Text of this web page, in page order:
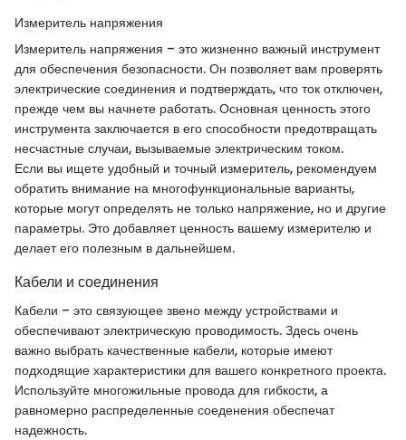
Измеритель напряжения
Измеритель напряжения – это жизненно важный инструмент
для обеспечения безопасности. Он позволяет вам проверять
электрические соединения и подтверждать, что ток отключен,
прежде чем вы начнете работать. Основная ценность этого
инструмента заключается в его способности предотвращать
несчастные случаи, вызываемые электрическим током.
Если вы ищете удобный и точный измеритель, рекомендуем
обратить внимание на многофункциональные варианты,
которые могут определять не только напряжение, но и другие
параметры. Это добавляет ценность вашему измерителю и
делает его полезным в дальнейшем.
Кабели и соединения
Кабели – это связующее звено между устройствами и
обеспечивают электрическую проводимость. Здесь очень
важно выбрать качественные кабели, которые имеют
подходящие характеристики для вашего конкретного проекта.
Используйте многожильные провода для гибкости, а
равномерно распределенные соеденения обеспечат
надежность.